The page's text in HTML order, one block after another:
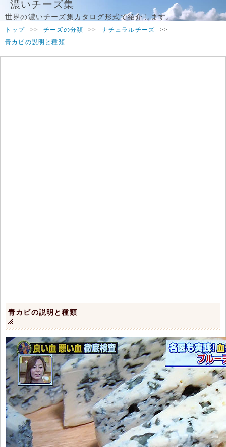
濃いチーズ集
世界の濃いチーズ集カタログ形式で紹介します。
トップ >> チーズの分類 >> ナチュラルチーズ
>>
青カビの説明と種類
青カビの説明と種類